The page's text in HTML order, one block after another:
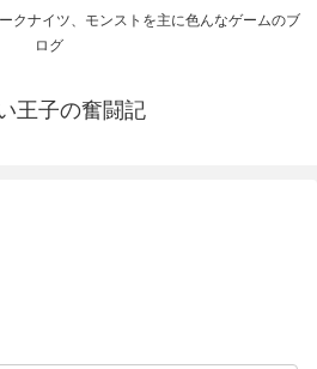
クナイツ、モンストを主に色んなゲームのブ
ログ
王子の奮闘記